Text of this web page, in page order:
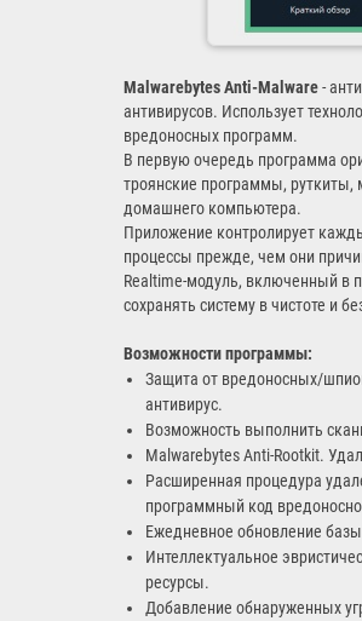
Malwarebytes Anti-Malware-
антивирусов. Использует
вредоносных программ.
В первую очередь программа
троянские программы,
домашнего компьютера.
Приложение контролирует
процессы прежде, чем они
Realtime-модуль, включенный в
сохранять систему в чистоте и
Возможности программы:
Защита от вредоносных/
антивирус.
Возможность выполнить
Malwarebytes Anti-Rootkit.
Расширенная процедура
программный код
Ежедневное обновление
Интеллектуальное
ресурсы.
Добавление обнаруженных